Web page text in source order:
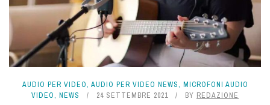
AUDIO PER VIDEO, AUDIO PER VIDEO NEWS, MICROFONI AUDIO
VIDEO, NEWS 24 SETTEMBRE 2021 BY REDAZIONE